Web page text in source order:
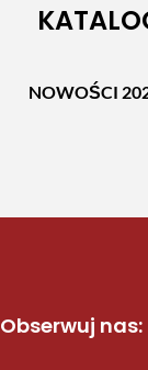
NOWOŚCI
Obserwuj nas: